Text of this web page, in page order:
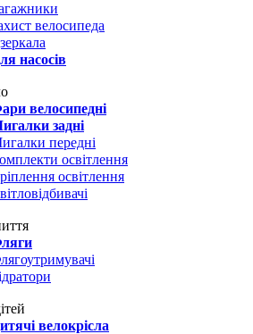
велосипеда
насосів
велосипедні
задні
передні
освітлення
освітлення
велокрісла